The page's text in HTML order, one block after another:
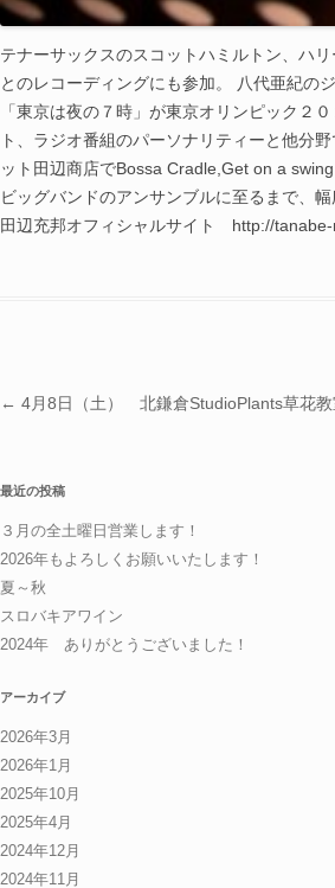
テナーサックスのスコットハミルトン、 ハリ
とのレコーディングにも参加。 八代亜紀の
「東京は夜の７時」 が東京オリンピック２
ト、 ラジオ番組のパーソナリティーと他分
ット田辺商店でBossa Cradle,Get on a
ビッグバンドのアンサンブルに至るまで、 幅
田辺充邦オフィシャルサイト http://
投稿ナビゲーション
← 4月8日（土） 北鎌倉StudioPlants草花教
最近の投稿
３月の全土曜日営業します！
2026年もよろしくお願いいたします！
夏～秋
スロバキアワイン
2024年 ありがとうございました！
アーカイブ
2026年3月
2026年1月
2025年10月
2025年4月
2024年12月
2024年11月